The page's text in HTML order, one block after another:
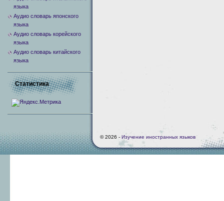
языка
Аудио словарь японского
языка
Аудио словарь корейского
языка
Аудио словарь китайского
языка
Статистика
© 2026 - Изучение иностранных языков